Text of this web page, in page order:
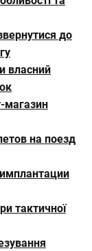
до
власний
магазин
на поезд
тактичної